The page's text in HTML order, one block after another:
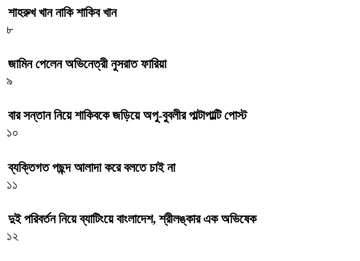
শাহরুখ খান নাকি শাকিব খান
৮
জামিন পেলেন অভিনেত্রী নুসরাত ফারিয়া
৯
বার সন্তান নিয়ে শাকিবকে জড়িয়ে অপু-বুবলীর পাল্টাপাল্টি পোস্ট
১০
ব্যক্তিগত পছন্দ আলাদা করে বলতে চাই না
১১
দুই পরিবর্তন নিয়ে ব্যাটিংয়ে বাংলাদেশ, শ্রীলঙ্কার এক অভিষেক
১২